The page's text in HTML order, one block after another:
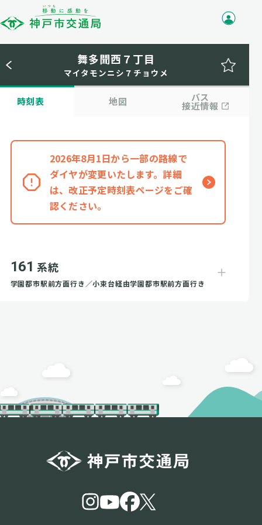
舞多聞西７丁目
マイタモンニシ７チョウメ
時刻表 地図 バス
接近情報
2026年8月1日から一部の路線で
ダイヤが変更いたします。詳細
は、改正予定時刻表ページをご確
認ください。
161 系統
学園都市駅前方面行き／小束台経由学園都市駅前方面行き